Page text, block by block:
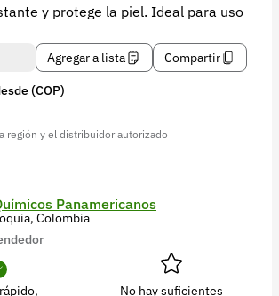
y protege la piel. Ideal para uso
Agregar a lista Compartir
(COP)
región y el distribuidor autorizado
Panamericanos
Colombia
No hay suficientes
Todos los derechos reservados